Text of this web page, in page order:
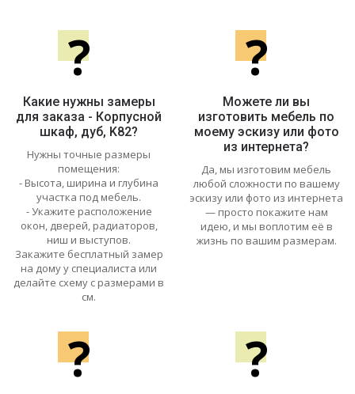
?
Какие нужны замеры
для заказа - Корпусной
шкаф, дуб, K82?
Нужны точные размеры
помещения:
- Высота, ширина и глубина
участка под мебель.
- Укажите расположение
окон, дверей, радиаторов,
ниш и выступов.
Закажите бесплатный замер
на дому у специалиста или
делайте схему с размерами в
см.
?
Можете ли вы
изготовить мебель по
моему эскизу или фото
из интернета?
Да, мы изготовим мебель
любой сложности по вашему
эскизу или фото из интернета
— просто покажите нам
идею, и мы воплотим её в
жизнь по вашим размерам.
? ?